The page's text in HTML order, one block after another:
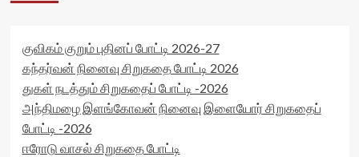
குவிகம் குறும் புதினப் போட்டி 2026-27
கந்தர்வன் நினைவு சிறுகதை போட்டி 2026
துகள் நடத்தும் சிறுகதைப் போட்டி -2026
அந்திமழை இளங்கோவன் நினைவு இளையோர் சிறுகதைப்
போட்டி -2026
ஈரோடு வாசல் சிறுகதை போட்டி